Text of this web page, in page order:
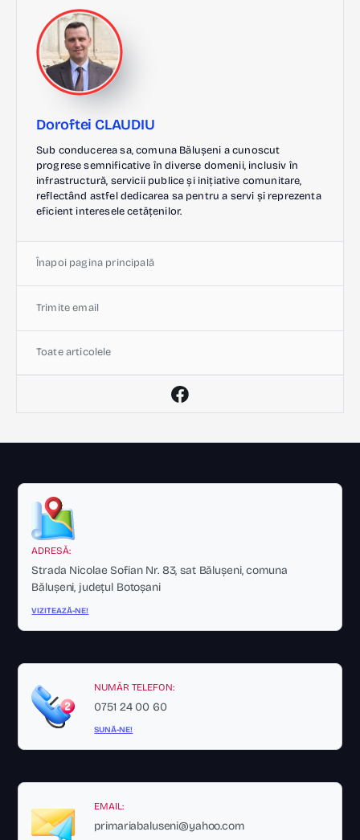
Doroftei CLAUDIU
Sub conducerea sa, comuna Bălușeni a cunoscut
progrese semnificative în diverse domenii, inclusiv în
infrastructură, servicii publice și inițiative comunitare,
reflectând astfel dedicarea sa pentru a servi și reprezenta
eficient interesele cetățenilor.
Înapoi pagina principală
Trimite email
Toate articolele
ADRESĂ:
Strada Nicolae Sofian Nr. 83, sat Bălușeni, comuna
Bălușeni, județul Botoșani
VIZITEAZĂ-NE!
NUMĂR TELEFON:
0751 24 00 60
SUNĂ-NE!
EMAIL:
primariabaluseni@yahoo.com